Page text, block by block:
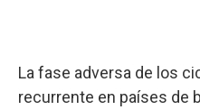
La fase adversa de los
recurrente en países de